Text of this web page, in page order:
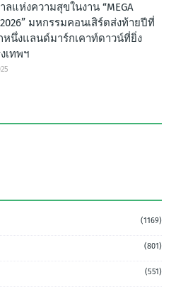
ลแห่งความสุขในงาน “MEGA
2026” มหกรรมคอนเสิร์ตส่งท้ายปีที่
หนึ่งแลนด์มาร์กเคาท์ดาวน์ที่ยิ่ง
เทพฯ
(1169)
(801)
(551)